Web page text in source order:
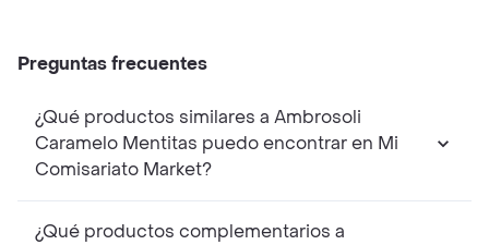
Preguntas frecuentes
¿Qué productos similares a Ambrosoli
Caramelo Mentitas puedo encontrar en Mi
Comisariato Market?
¿Qué productos complementarios a